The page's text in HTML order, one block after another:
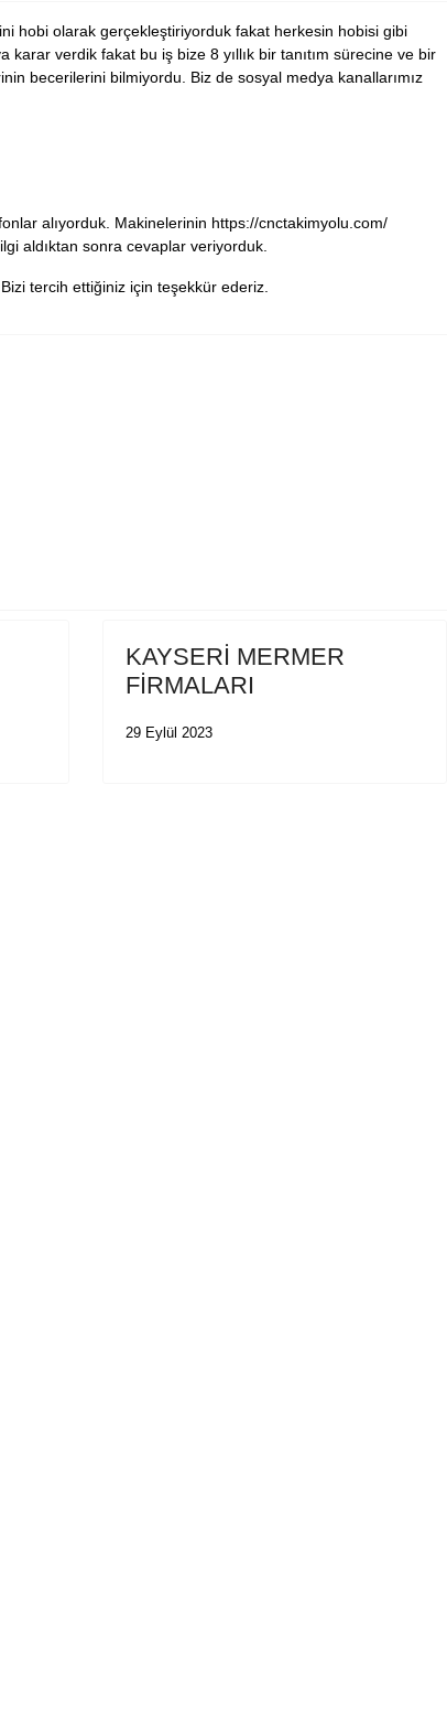
hobi olarak gerçekleştiriyorduk fakat herkesin hobisi gibi
karar verdik fakat bu iş bize 8 yıllık bir tanıtım sürecine ve bir
becerilerini bilmiyordu. Biz de sosyal medya kanallarımız
alıyorduk. Makinelerinin https://cnctakimyolu.com/
aldıktan sonra cevaplar veriyorduk.
tercih ettiğiniz için teşekkür ederiz.
KAYSERİ MERMER
FİRMALARI
29 Eylül 2023